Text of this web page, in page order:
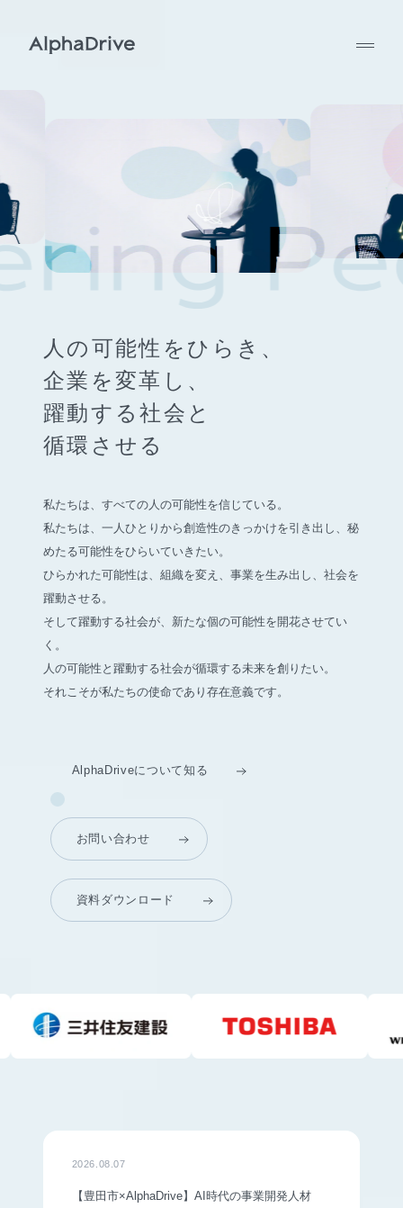
人の可能性をひらき、
企業を変革し、
躍動する社会と
循環させる
私たちは、すべての人の可能性を信じている。
私たちは、一人ひとりから創造性のきっかけを引き出し、 秘
めたる可能性をひらいていきたい。
ひらかれた可能性は、組織を変え、事業を生み出し、社会を
躍動させる。
そして躍動する社会が、新たな個の可能性を開花させてい
く。
人の可能性と躍動する社会が循環する未来を創りたい。
それこそが私たちの使命であり存在意義です。
AlphaDriveについて知る
お問い合わせ
資料ダウンロード
2026.08.07
【豊田市×AlphaDrive】AI時代の事業開発人材